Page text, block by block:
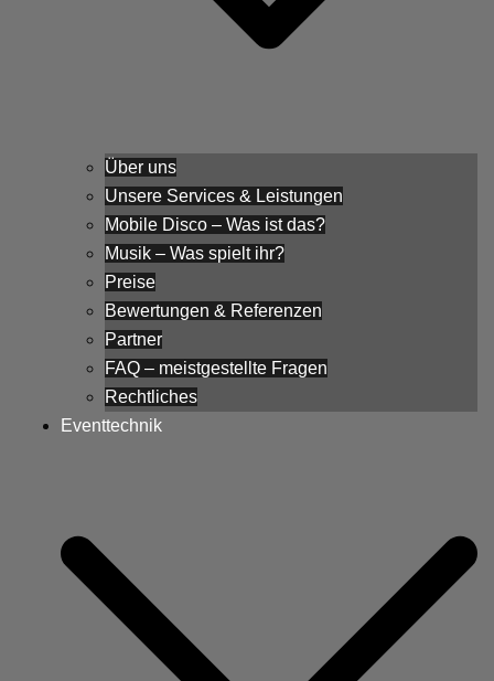
Über uns
Unsere Services & Leistungen
Mobile Disco – Was ist das?
Musik – Was spielt ihr?
Preise
Bewertungen & Referenzen
Partner
FAQ – meistgestellte Fragen
Rechtliches
Eventtechnik